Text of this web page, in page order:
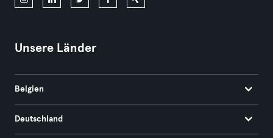
Unsere Länder
Belgien
Deutschland